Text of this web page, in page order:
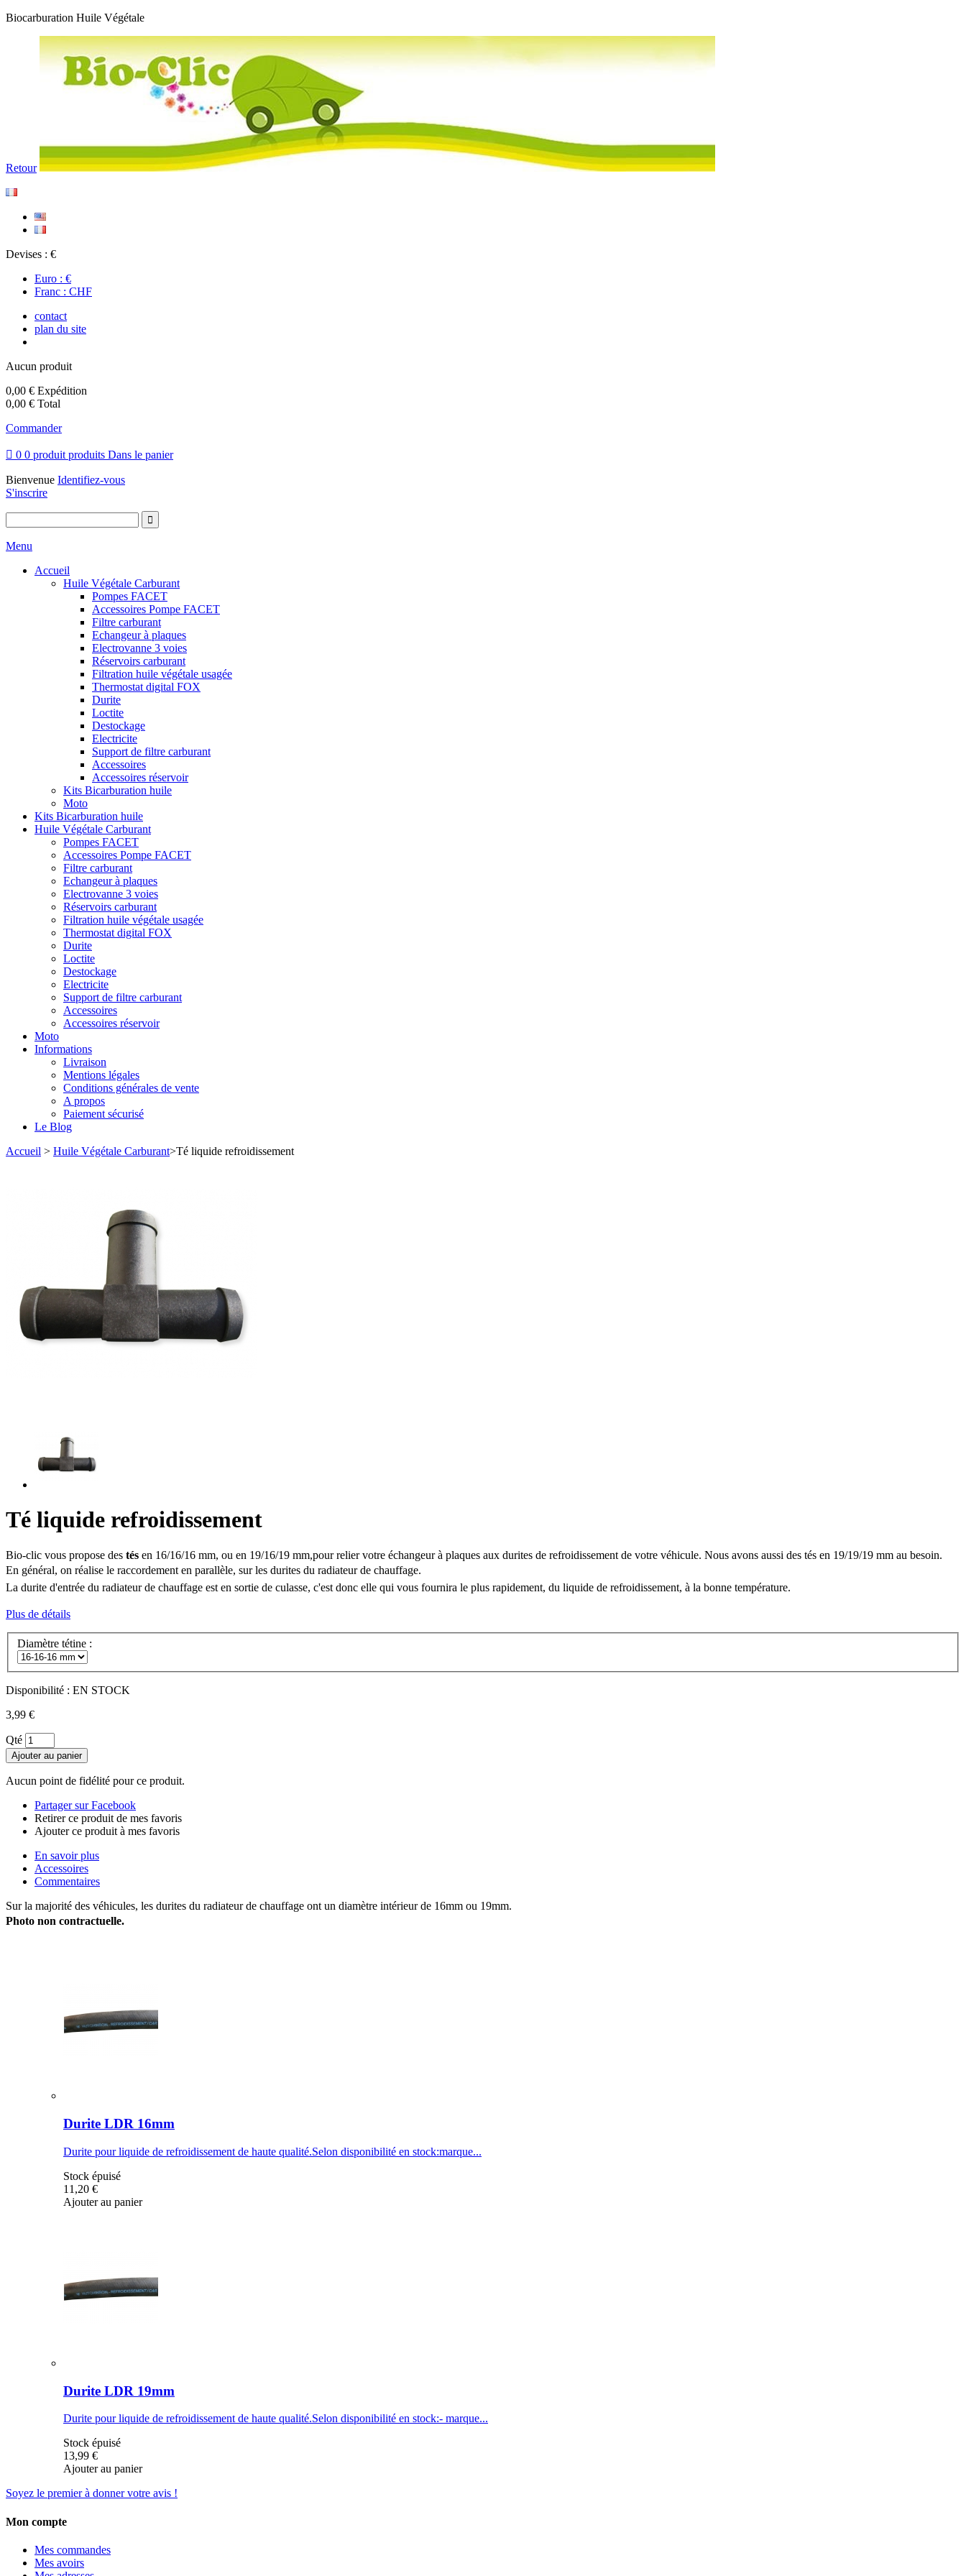
Biocarburation Huile Végétale
Retour
Devises : €
Euro : €
Franc : CHF
contact
plan du site
Aucun produit
0,00 € Expédition
0,00 € Total
Commander
 0 0 produit produits Dans le panier
Bienvenue Identifiez-vous
S'inscrire
Menu
Accueil
Huile Végétale Carburant
Pompes FACET
Accessoires Pompe FACET
Filtre carburant
Echangeur à plaques
Electrovanne 3 voies
Réservoirs carburant
Filtration huile végétale usagée
Thermostat digital FOX
Durite
Loctite
Destockage
Electricite
Support de filtre carburant
Accessoires
Accessoires réservoir
Kits Bicarburation huile
Moto
Kits Bicarburation huile
Huile Végétale Carburant
Pompes FACET
Accessoires Pompe FACET
Filtre carburant
Echangeur à plaques
Electrovanne 3 voies
Réservoirs carburant
Filtration huile végétale usagée
Thermostat digital FOX
Durite
Loctite
Destockage
Electricite
Support de filtre carburant
Accessoires
Accessoires réservoir
Moto
Informations
Livraison
Mentions légales
Conditions générales de vente
A propos
Paiement sécurisé
Le Blog
Accueil > Huile Végétale Carburant>Té liquide refroidissement
Té liquide refroidissement
Bio-clic vous propose des tés en 16/16/16 mm, ou en 19/16/19 mm,pour relier votre échangeur à plaques aux durites de refroidissement de votre véhicule. Nous avons aussi des tés en 19/19/19 mm au besoin.
En général, on réalise le raccordement en parallèle, sur les durites du radiateur de chauffage.
La durite d'entrée du radiateur de chauffage est en sortie de culasse, c'est donc elle qui vous fournira le plus rapidement, du liquide de refroidissement, à la bonne température.
Plus de détails
Diamètre tétine :
Disponibilité : EN STOCK
3,99 €
Qté
Aucun point de fidélité pour ce produit.
Partager sur Facebook
Retirer ce produit de mes favoris
Ajouter ce produit à mes favoris
En savoir plus
Accessoires
Commentaires
Sur la majorité des véhicules, les durites du radiateur de chauffage ont un diamètre intérieur de 16mm ou 19mm.
Photo non contractuelle.
Durite LDR 16mm
Durite pour liquide de refroidissement de haute qualité.Selon disponibilité en stock:marque...
Stock épuisé
11,20 €
Ajouter au panier
Durite LDR 19mm
Durite pour liquide de refroidissement de haute qualité.Selon disponibilité en stock:- marque...
Stock épuisé
13,99 €
Ajouter au panier
Soyez le premier à donner votre avis !
Mon compte
Mes commandes
Mes avoirs